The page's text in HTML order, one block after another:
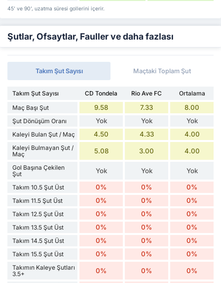
45' ve 90', uzatma süresi gollerini içerir.
Şutlar, Ofsaytlar, Fauller ve daha fazlası
Takım Şut Sayısı Maçtaki Toplam Şut
Takım Şut Sayısı CD Tondela Rio Ave FC
Ortalama
Maç Başı Şut
9.58 7.33 8.00
Şut Dönüşüm Oranı Yok Yok Yok
Kaleyi Bulan Şut / Maç 4.50 4.33 4.00
Kaleyi Bulmayan Şut /
Maç
5.08 3.00 4.00
Gol Başına Çekilen
Şut
Yok Yok Yok
Takım 10.5 Şut Üst 0% 0% 0%
Takım 11.5 Şut Üst 0% 0% 0%
Takım 12.5 Şut Üst 0% 0% 0%
Takım 13.5 Şut Üst 0% 0% 0%
Takım 14.5 Şut Üst 0% 0% 0%
Takım 15.5 Şut Üst 0% 0% 0%
Takımın Kaleye Şutları
3.5+
0% 0% 0%